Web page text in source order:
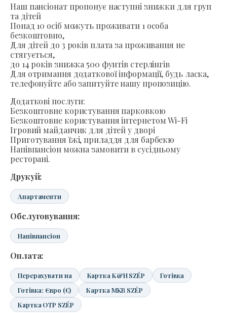
Наш пансіонат пропонує наступні знижки для груп
та дітей
Понад 10 осіб можуть проживати 1 особа
безкоштовно,
Для дітей до 3 років плата за проживання не
стягується,
до 14 років знижка 500 фунтів стерлінгів
Для отримання додаткової інформації, будь ласка,
телефонуйте або запитуйте нашу пропозицію.
Додаткові послуги:
Безкоштовне користування парковкою
Безкоштовне користування інтернетом Wi-Fi
Ігровий майданчик для дітей у дворі
Приготування їжі, приладдя для барбекю
Напівпансіон можна замовити в сусідньому
ресторані.
Друкуй:
Апартаменти
Обслуговування:
Напівпансіон
Оплата:
Перерахувати на Картка K&H SZÉP
Готівка
Готівка: Євро (€)
Картка MKB SZÉP
Картка OTP SZÉP